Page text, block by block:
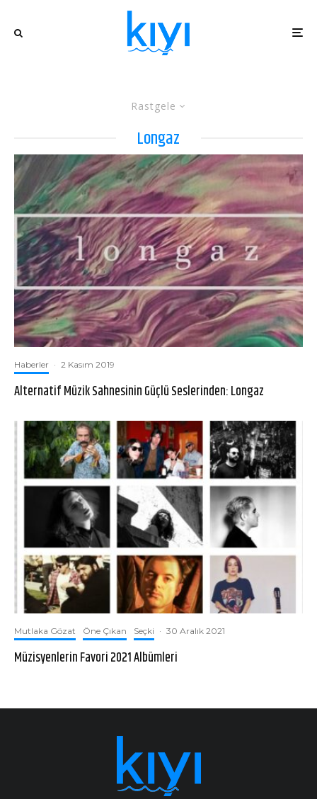
Rastgele
Longaz
Haberler · 2 Kasım 2019
Alternatif Müzik Sahnesinin Güçlü Seslerinden: Longaz
Mutlaka Gözat Öne Çıkan Seçki · 30 Aralık 2021
Müzisyenlerin Favori 2021 Albümleri